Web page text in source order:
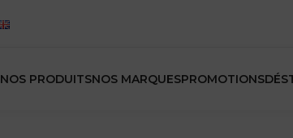
NOS PRODUITSNOS MARQUESPROMOTIONS